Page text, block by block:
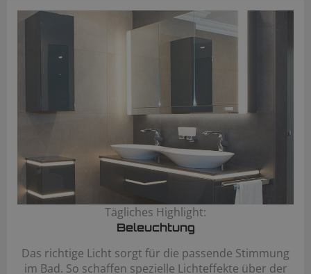
Tägliches Highlight:
Beleuchtung
Das richtige Licht sorgt für die passende Stimmung
im Bad. So schaffen spezielle Lichteffekte über der